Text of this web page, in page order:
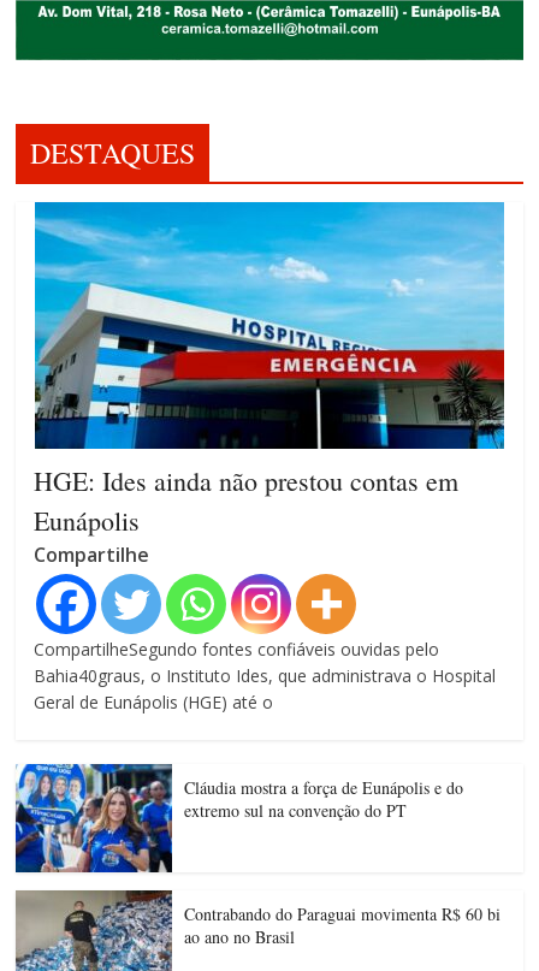
DESTAQUES
HGE: Ides ainda não prestou contas em
Eunápolis
Compartilhe
CompartilheSegundo fontes confiáveis ouvidas pelo
Bahia40graus, o Instituto Ides, que administrava o Hospital
Geral de Eunápolis (HGE) até o
Cláudia mostra a força de Eunápolis e do
extremo sul na convenção do PT
Contrabando do Paraguai movimenta R$ 60 bi
ao ano no Brasil